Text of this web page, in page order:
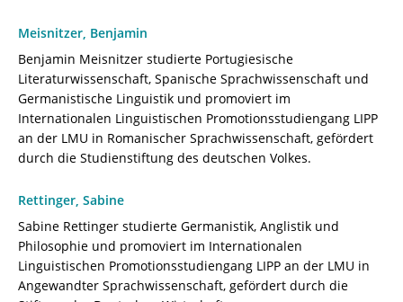
Meisnitzer, Benjamin
Benjamin Meisnitzer studierte Portugiesische
Literaturwissenschaft, Spanische Sprachwissenschaft und
Germanistische Linguistik und promoviert im
Internationalen Linguistischen Promotionsstudiengang LIPP
an der LMU in Romanischer Sprachwissenschaft, gefördert
durch die Studienstiftung des deutschen Volkes.
Rettinger, Sabine
Sabine Rettinger studierte Germanistik, Anglistik und
Philosophie und promoviert im Internationalen
Linguistischen Promotionsstudiengang LIPP an der LMU in
Angewandter Sprachwissenschaft, gefördert durch die